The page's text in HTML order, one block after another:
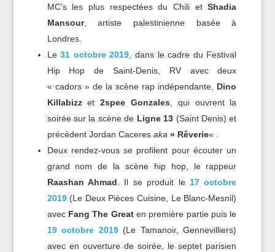
MC’s les plus respectées du Chili etShadia
Mansour, artiste palestinienne basée à
Londres.
Le31 octobre 2019 , dans le cadre du Festival
Hip Hop de Saint-Denis, RV avec deux
« cadors » de la scène rap indépendante, Dino
Killabizzet2spee Gonzales , qui ouvrent la
soirée sur la scène de Ligne 13 (Saint Denis) et
précèdent Jordan Caceres aka « Rêverie« .
Deux rendez-vous se profilent pour écouter un
grand nom de la scène hip hop, le rappeur
Raashan Ahmad . Il se produit le 17 octobre
2019(Le Deux Pièces Cuisine, Le Blanc-Mesnil)
avec Fang The Greaten première partie puis le
19 octobre 2019 (Le Tamanoir, Gennevilliers)
avec en ouverture de soirée, le septet parisien